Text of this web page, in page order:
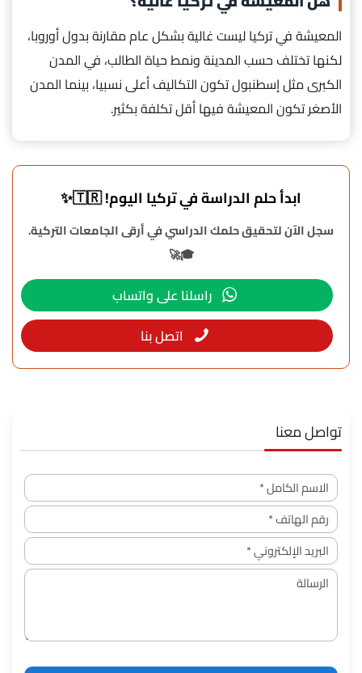
المعيشة في تركيا ليست غالية بشكل عام مقارنة بدول أوروبا،
لكنها تختلف حسب المدينة ونمط حياة الطالب، في المدن
الكبرى مثل إسطنبول تكون التكاليف أعلى نسبيا، بينما المدن
الأصغر تكون المعيشة فيها أقل تكلفة بكثير.
ابدأ حلم الدراسة في تركيا اليوم! 🇹🇷✨
سجل الآن لتحقيق حلمك الدراسي في أرقى الجامعات التركية.
🎓🚀
راسلنا على واتساب
اتصل بنا
تواصل معنا